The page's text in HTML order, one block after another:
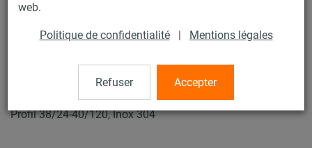
web.
Politique de confidentialité | Mentions légales
Refuser Accepter
Fixation rapide MPC+
Fixation rapide MPC+,pour montage d'angle, M10, pour
Profil 38/24-40/120, Inox 304